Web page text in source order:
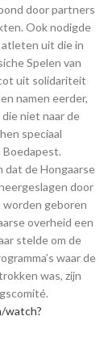
door partners
Ook nodigde
atleten uit die in
Spelen van
uit solidariteit
namen eerder,
niet naar de
speciaal
Boedapest.
dat de Hongaarse
door
worden geboren
overheid een
stelde om de
waar de
was, zijn
watch?